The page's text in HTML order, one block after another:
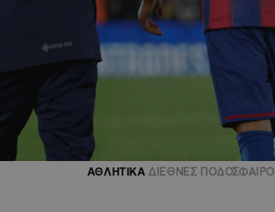
ΑΘΛΗΤΙΚΑ ΔΙΕΘΝΕΣ ΠΟΔΟΣΦΑΙΡΟ